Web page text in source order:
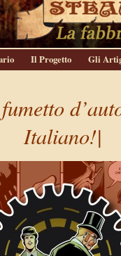
Il Progetto Gli
Italiano!|